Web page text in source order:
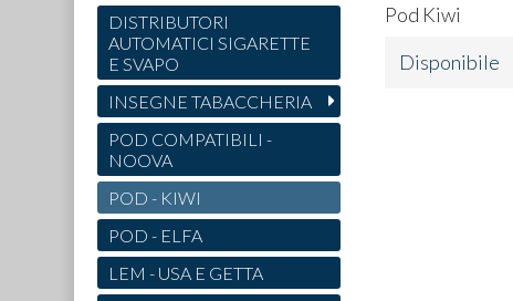
Pod Kiwi
Disponibile
DISTRIBUTORI
AUTOMATICI SIGARETTE
E SVAPO
INSEGNE TABACCHERIA
POD COMPATIBILI -
NOOVA
POD - KIWI
POD - ELFA
LEM - USA E GETTA